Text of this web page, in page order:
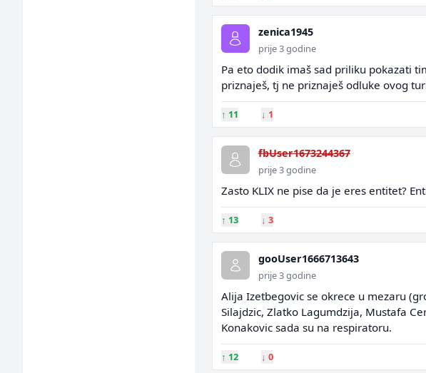
zenica1945
prije 3 godine
Pa eto dodik imaš sad priliku pokazati
priznaješ, tj ne priznaješ odluke ovog
↑ 11 ↓ 1
fbUser1673244367
prije 3 godine
Zasto KLIX ne pise da je eres entitet?
↑ 13 ↓ 3
gooUser1666713643
prije 3 godine
Alija Izetbegovic se okrece u mezaru
Silajdzic, Zlatko Lagumdzija, Mustafa
Konakovic sada su na respiratoru.
↑ 12 ↓ 0